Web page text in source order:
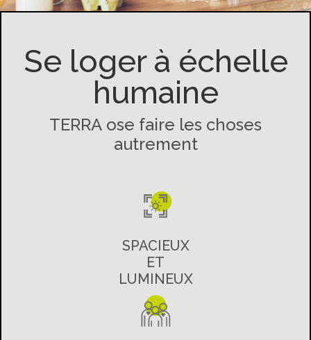
Se loger à échelle
humaine
TERRA ose faire les choses
autrement
SPACIEUX
ET
LUMINEUX